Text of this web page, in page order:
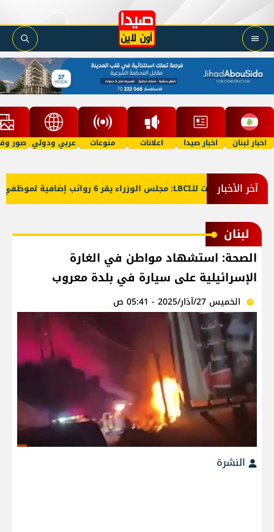
اخبار لبنان اخبار صيدا اعلانات منوعات عربي ودولي صور
آخر الأخبار
معلومات للـLBCI: مجلس الوزراء يقر 6 رواتب إضافية لموظفي القطاع العام وصرف الفروقات بأثر رجعي منذ آذار
لبنان
الصحة: استشهاد مواطن في الغارة
الإسرائيلية على سيارة في بلدة معروب
الخميس 27/آذار/2025 - 05:41 ص
النشرة